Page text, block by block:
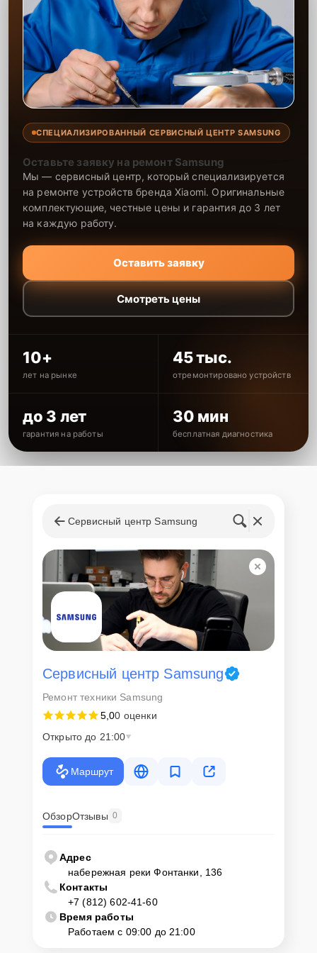
СПЕЦИАЛИЗИРОВАННЫЙ СЕРВИСНЫЙ ЦЕНТР SAMSUNG
Оставьте заявку на ремонт Samsung
Мы — сервисный центр, который специализируется
на ремонте устройств бренда Xiaomi. Оригинальные
комплектующие, честные цены и гарантия до 3 лет
на каждую работу.
Оставить заявку
Смотреть цены
10+
лет на рынке
45 тыс.
отремонтировано устройств
до 3 лет
гарантия на работы
30 мин
бесплатная диагностика
Сервисный центр Samsung
Сервисный центр Samsung
Ремонт техники Samsung
5,00 оценки
Открыто до 21:00
Маршрут
ОбзорОтзывы 0
Адрес
набережная реки Фонтанки, 136
Контакты
+7 (812) 602-41-60
Время работы
Работаем с 09:00 до 21:00